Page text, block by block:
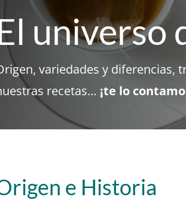
universo
variedades y diferencias,
recetas… ¡te lo
e Historia